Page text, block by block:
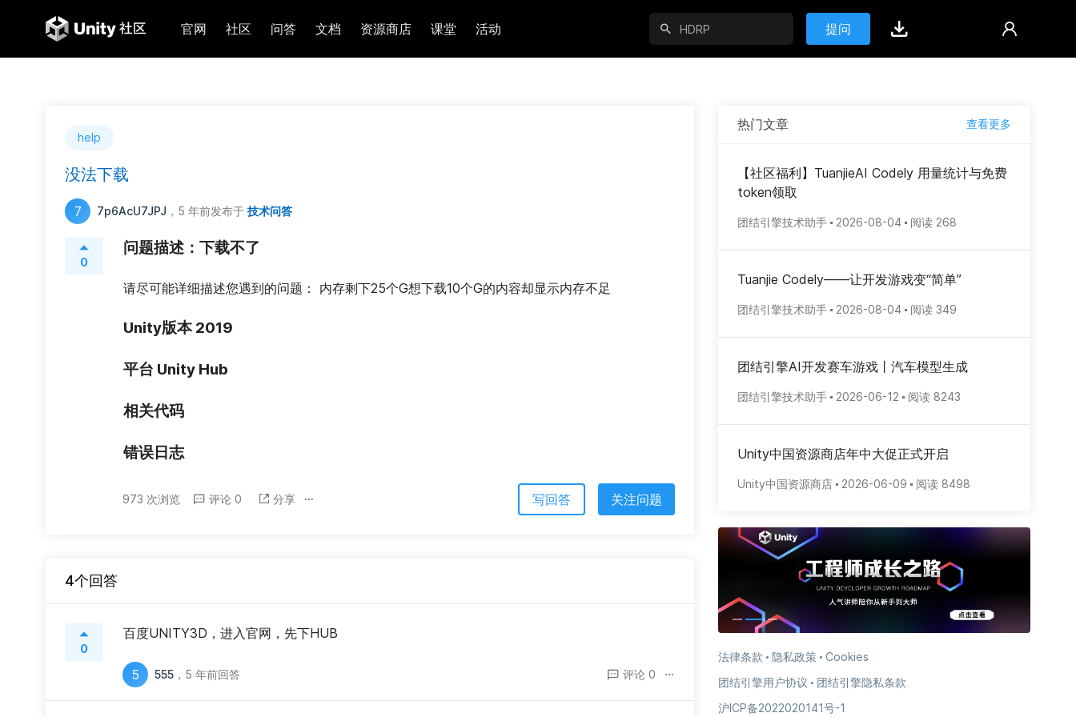
官网 社区 问答 文档 资源商店 课堂 活动 提问
help
没法下载
7 7p6AcU7JPJ ，5 年前发布于 技术问答
0
问题描述：下载不了
请尽可能详细描述您遇到的问题： 内存剩下25个G想下载10个G的内容却显示内存不足
Unity版本 2019
平台 Unity Hub
相关代码
错误日志
973 次浏览 评论 0 分享 写回答 关注问题
4个回答
0
百度UNITY3D，进入官网，先下HUB
5 555 ， 5 年前回答 评论 0
热门文章 查看更多
【社区福利】TuanjieAI Codely 用量统计与免费
token领取
团结引擎技术助手 2026-08-04 阅读 268
Tuanjie Codely——让开发游戏变“简单”
团结引擎技术助手 2026-08-04 阅读 349
团结引擎AI开发赛车游戏丨汽车模型生成
团结引擎技术助手 2026-06-12 阅读 8243
Unity中国资源商店年中大促正式开启
Unity中国资源商店 2026-06-09 阅读 8498
法律条款 隐私政策
Cookies
团结引擎用户协议
团结引擎隐私条款
沪ICP备2022020141号-1